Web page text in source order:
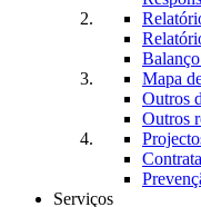
Mapa
Outros
Outros
Serviços